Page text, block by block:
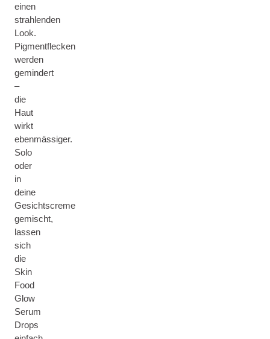
einen
strahlenden
Look.
Pigmentflecken
werden
gemindert
–
die
Haut
wirkt
ebenmässiger.
Solo
oder
in
deine
Gesichtscreme
gemischt,
lassen
sich
die
Skin
Food
Glow
Serum
Drops